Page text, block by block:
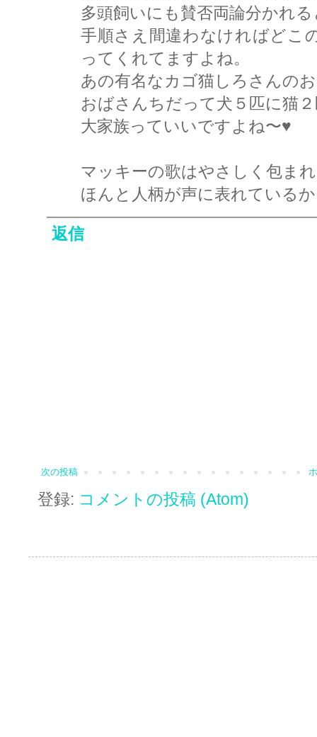
多頭飼いにも賛否両論分かれ
手順さえ間違わなければどこ
ってくれてますよね。
あの有名なカゴ猫しろさんの
おばさんちだって犬５匹に猫
大家族っていいですよね〜♥
マッキーの歌はやさしく包ま
ほんと人柄が声に表れている
返信
次の投稿
登録: コメントの投稿 (Atom)